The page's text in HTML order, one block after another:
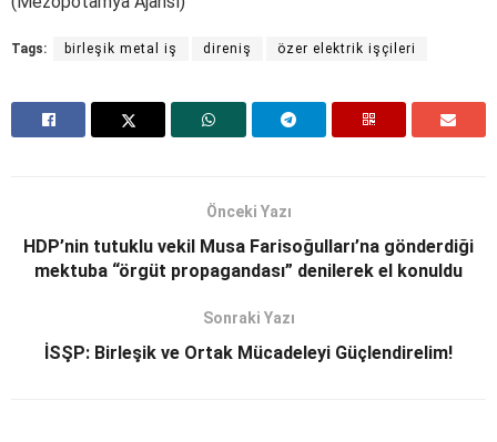
Tags: birleşik metal iş direniş özer elektrik işçileri
Önceki Yazı
HDP’nin tutuklu vekil Musa Farisoğulları’na gönderdiği
mektuba “örgüt propagandası” denilerek el konuldu
Sonraki Yazı
İSŞP: Birleşik ve Ortak Mücadeleyi Güçlendirelim!